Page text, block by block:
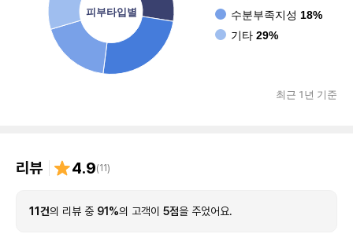
피부타입별
수분부족지성 18%
기타 29%
최근 1년 기준
리뷰 4.9(11)
11건의 리뷰 중 91%의 고객이 5점을 주었어요.